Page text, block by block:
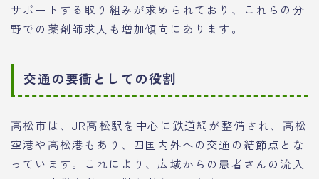
サポートする取り組みが求められており、これらの分
野での薬剤師求人も増加傾向にあります。
交通の要衝としての役割
高松市は、JR高松駅を中心に鉄道網が整備され、高松
空港や高松港もあり、四国内外への交通の結節点とな
っています。これにより、広域からの患者さんの流入